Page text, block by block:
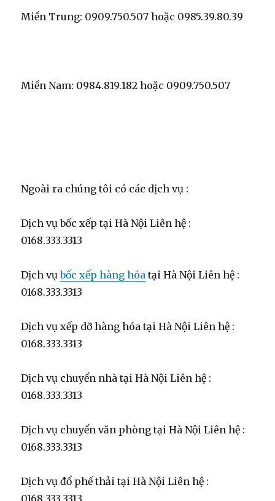
Miền Trung: 0909.750.507 hoặc 0985.39.80.39
Miền Nam: 0984.819.182 hoặc 0909.750.507
Ngoài ra chúng tôi có các dịch vụ :
Dịch vụ bốc xếp tại Hà Nội Liên hệ :
0168.333.3313
Dịch vụbốc xếp hàng hóa tại Hà Nội Liên hệ :
0168.333.3313
Dịch vụ xếp dỡ hàng hóa tại Hà Nội Liên hệ :
0168.333.3313
Dịch vụ chuyển nhà tại Hà Nội Liên hệ :
0168.333.3313
Dịch vụ chuyển văn phòng tại Hà Nội Liên hệ :
0168.333.3313
Dịch vụ đổ phế thải tại Hà Nội Liên hệ :
0168.333.3313